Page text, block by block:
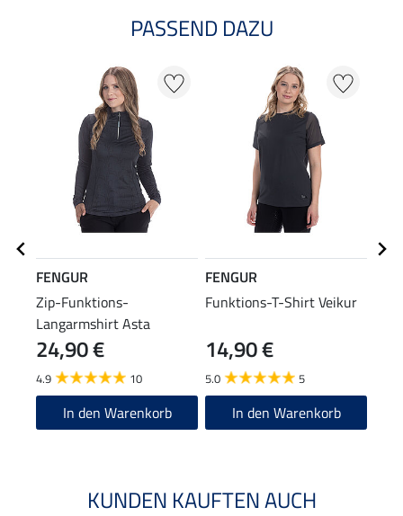
PASSEND DAZU
FENGUR
Zip-Funktions-
Langarmshirt Asta
24,90 €
4.9 10
In den Warenkorb
FENGUR
Funktions-T-Shirt Veikur
14,90 €
5.0 5
In den Warenkorb
KUNDEN KAUFTEN AUCH